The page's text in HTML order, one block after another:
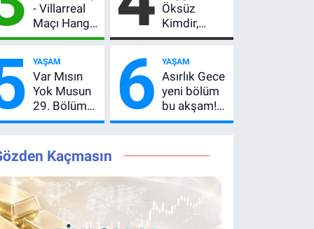
Yıldız Daha
Listede
TL Uyarısı,
Yıl Sonu
Beklentisi
Değişmedi
- Villarreal
Maçı Hangi
Kanalda?
Maçı Ne
Zaman, Saat
Kaçta,
Nereden
İzlenir?
Öksüz
Kimdir,
Neden
Mersin
Basınının
Acı Kaybı
YAŞAM
Var Mısın
Yok Musun
29. Bölüm
Ne Zaman?
Değişti, Yeni
Tarih Belli
Oldu!
6 YAŞAM
Asırlık Gece
yeni bölüm
bu akşam!
8. bölüm
Kaçmasın